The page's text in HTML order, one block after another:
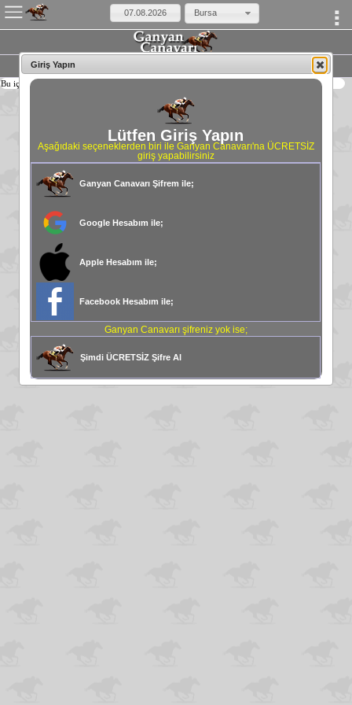
Bursa
Bu içeriği görmek için giriş yapmalısınız
Giriş Yapın
Lütfen Giriş Yapın
Aşağıdaki seçeneklerden biri ile Ganyan Canavarı'na ÜCRETSİZ
giriş yapabilirsiniz
Ganyan Canavarı Şifrem ile;
Google Hesabım ile;
Apple Hesabım ile;
Facebook Hesabım ile;
Ganyan Canavarı şifreniz yok ise;
Şimdi ÜCRETSİZ Şifre Al